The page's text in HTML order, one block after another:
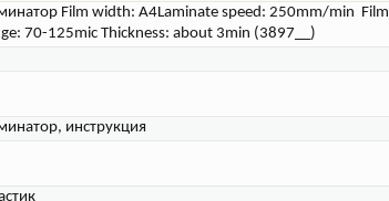
Film width: A4Laminate speed: 250mm/min Film
70-125mic Thickness: about 3min (3897__)
инструкция